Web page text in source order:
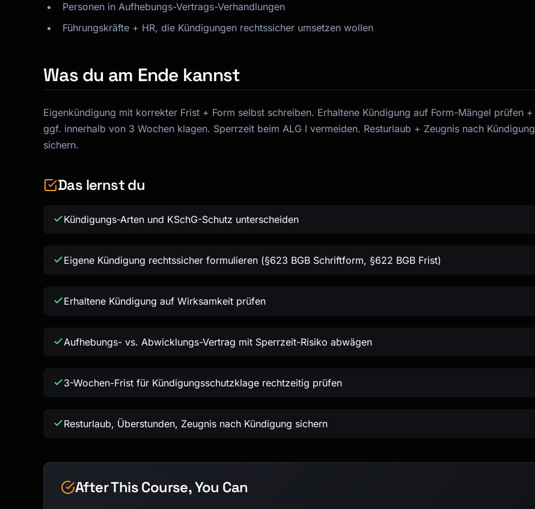
Personen in Aufhebungs-Vertrags-Verhandlungen
Führungskräfte + HR, die Kündigungen rechtssicher umsetzen wollen
Was du am Ende kannst
Eigenkündigung mit korrekter Frist + Form selbst schreiben. Erhaltene Kündigung auf Form-Mängel prüfen +
ggf. innerhalb von 3 Wochen klagen. Sperrzeit beim ALG I vermeiden. Resturlaub + Zeugnis nach Kündigung
sichern.
Das lernst du
Kündigungs-Arten und KSchG-Schutz unterscheiden
Eigene Kündigung rechtssicher formulieren (§623 BGB Schriftform, §622 BGB Frist)
Erhaltene Kündigung auf Wirksamkeit prüfen
Aufhebungs- vs. Abwicklungs-Vertrag mit Sperrzeit-Risiko abwägen
3-Wochen-Frist für Kündigungsschutzklage rechtzeitig prüfen
Resturlaub, Überstunden, Zeugnis nach Kündigung sichern
After This Course, You Can